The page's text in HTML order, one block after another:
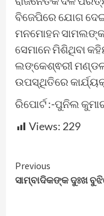
ବିଜେପିରେ ଯୋଗ
ମନମୋହନ ସାମଲଙ୍କ
ସେମାନେ ମିଶିଥିବା
ଲଙ୍କେଶ୍ଵରୀ ମଣ୍ଡଳ
ଉପସ୍ଥିତିରେ
ରିପୋର୍ଟ :-ପୁନିଲ
Views: 229
Continue
Reading
Previous
ସାମ୍ବାଦିକଙ୍କ ଦୁଃଖ